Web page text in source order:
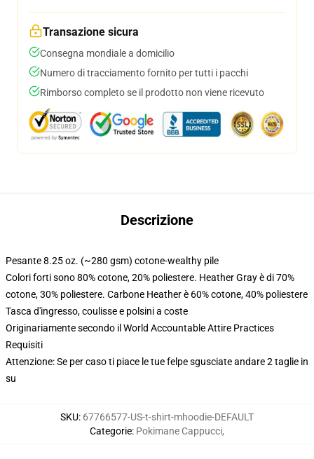
Transazione sicura
Consegna mondiale a domicilio
Numero di tracciamento fornito per tutti i pacchi
Rimborso completo se il prodotto non viene ricevuto
Descrizione
Pesante 8.25 oz. (~280 gsm) cotone-wealthy pile
Colori forti sono 80% cotone, 20% poliestere. Heather Gray è di 70%
cotone, 30% poliestere. Carbone Heather è 60% cotone, 40% poliestere
Tasca d'ingresso, coulisse e polsini a coste
Originariamente secondo il World Accountable Attire Practices
Requisiti
Attenzione: Se per caso ti piace le tue felpe sgusciate andare 2 taglie in
su
SKU: 67766577-US-t-shirt-mhoodie-DEFAULT
Categorie: Pokimane Cappucci,